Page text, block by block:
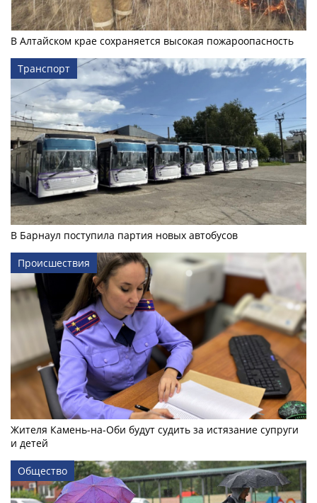
В Алтайском крае сохраняется высокая пожароопасность
Транспорт
В Барнаул поступила партия новых автобусов
Происшествия
Жителя Камень-на-Оби будут судить за истязание супруги
и детей
Общество